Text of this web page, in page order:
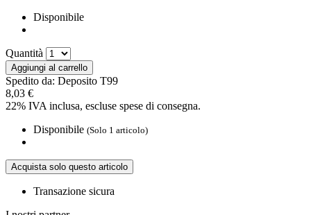
Disponibile
Quantità
Aggiungi al carrello
Spedito da: Deposito T99
8,03 €
22% IVA inclusa, escluse spese di consegna.
Disponibile (Solo 1 articolo)
Acquista solo questo articolo
Transazione sicura